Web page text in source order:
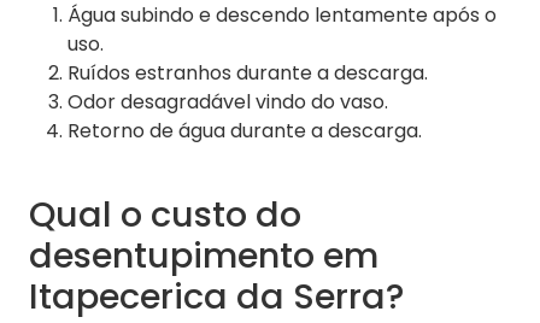
Água subindo e descendo lentamente após o
uso.
Ruídos estranhos durante a descarga.
Odor desagradável vindo do vaso.
Retorno de água durante a descarga.
Qual o custo do
desentupimento em
Itapecerica da Serra?